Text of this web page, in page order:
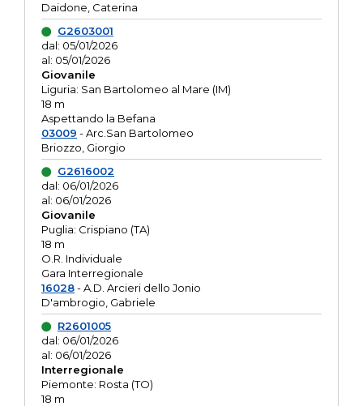
Daidone, Caterina
G2603001
dal: 05/01/2026
al: 05/01/2026
Giovanile
Liguria: San Bartolomeo al Mare (IM)
18 m
Aspettando la Befana
03009 - Arc.San Bartolomeo
Briozzo, Giorgio
G2616002
dal: 06/01/2026
al: 06/01/2026
Giovanile
Puglia: Crispiano (TA)
18 m
O.R. Individuale
Gara Interregionale
16028- A.D. Arcieri dello Jonio
D'ambrogio, Gabriele
R2601005
dal: 06/01/2026
al: 06/01/2026
Interregionale
Piemonte: Rosta (TO)
18 m